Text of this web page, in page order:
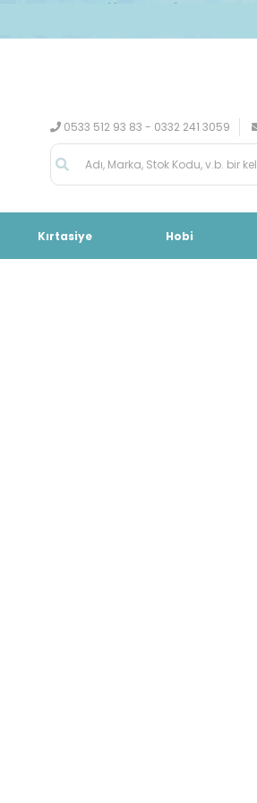
0533 512 93 83 - 0332 241 3059
Kırtasiye Hobi